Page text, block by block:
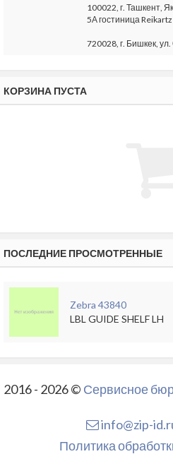
100022, г. Ташкент,
5А гостиница Reikartz
720028, г. Бишкек,
КОРЗИНА ПУСТА
ПОСЛЕДНИЕ ПРОСМОТРЕННЫЕ
Zebra 43840
LBL GUIDE SHELF LH
2016 - 2026 © Сервисное
info@zip-
Политика